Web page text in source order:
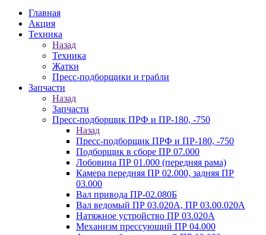
Главная
Акция
Техника
Назад
Техника
Жатки
Пресс-подборщики и грабли
Запчасти
Назад
Запчасти
Пресс-подборщик ПРФ и ПР-180, -750
Назад
Пресс-подборщик ПРФ и ПР-180, -750
Подборщик в сборе ПР 07.000
Лобовина ПР 01.000 (передняя рама)
Камера передняя ПР 02.000, задняя ПР
03.000
Вал привода ПР-02.080Б
Вал ведомый ПР 03.020А, ПР 03.00.020А
Натяжное устройство ПР 03.020A
Механизм прессующий ПР 04.000